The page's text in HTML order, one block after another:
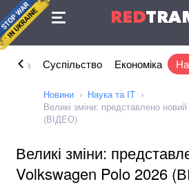
RED
Угода
Суспільство Економіка
Новини
Наука та IT
Великі зміни: представлено
(ВІДЕО)
Великі зміни:
Volkswagen Polo 2026